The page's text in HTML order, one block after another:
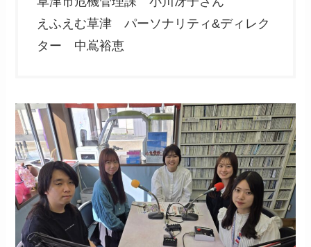
えふえむ草津 パーソナリティ&ディレク
ター 中嶌裕恵